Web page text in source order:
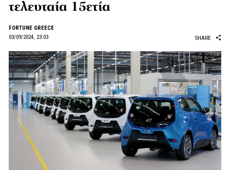
τελευταία 15ετία
FORTUNE GREECE
03/09/2024, 23:03
SHARE